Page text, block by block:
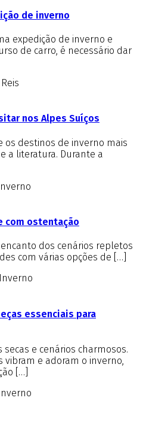
de inverno
expedição de inverno e
de carro, é necessário dar
nos Alpes Suíços
os destinos de inverno mais
a literatura. Durante a
com ostentação
encanto dos cenários repletos
com várias opções de […]
essenciais para
e cenários charmosos.
e adoram o inverno,
[…]